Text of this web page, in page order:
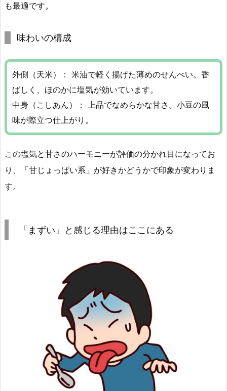
も最適です。
味わいの構成
外側（天米）： 米油で軽く揚げた薄めのせんべい。香
ばしく、ほのかに塩気が効いています。
中身（こしあん）： 上品でなめらかな甘さ。小豆の風
味が際立つ仕上がり。
この塩気と甘さのハーモニーが評価の分かれ目になってお
り、「甘じょっぱい系」が好きかどうかで印象が変わりま
す。
「まずい」と感じる理由はここにある